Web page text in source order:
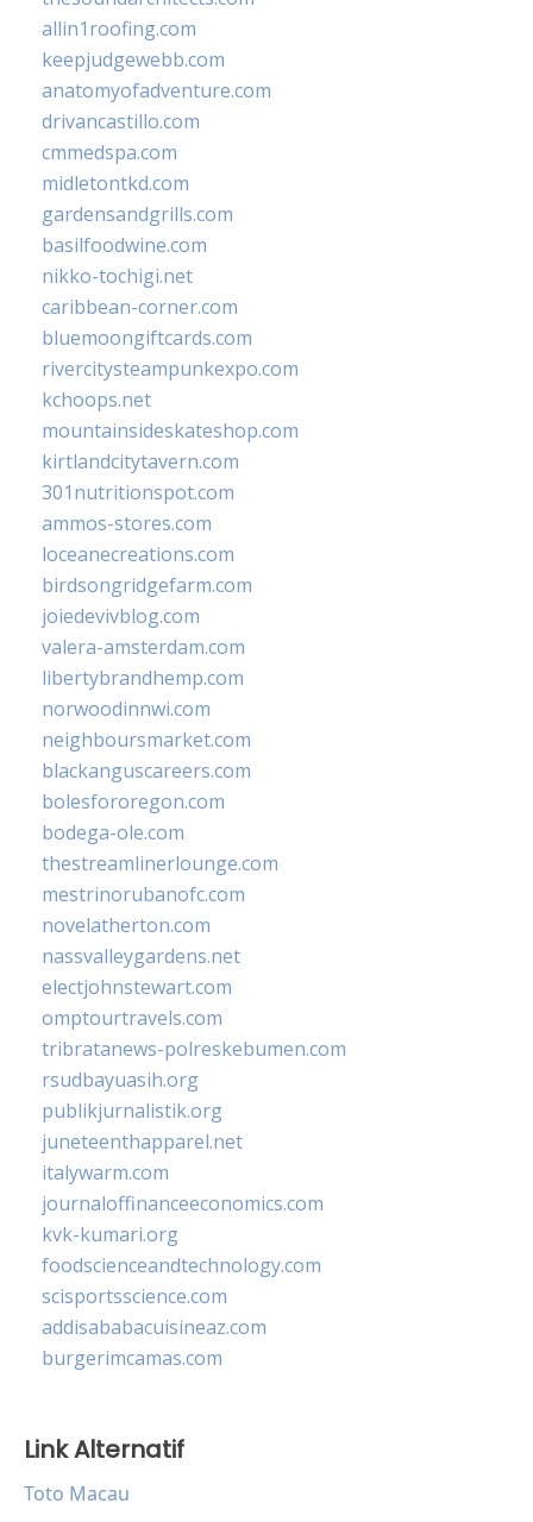
allin1roofing.com
keepjudgewebb.com
anatomyofadventure.com
drivancastillo.com
cmmedspa.com
midletontkd.com
gardensandgrills.com
basilfoodwine.com
nikko-tochigi.net
caribbean-corner.com
bluemoongiftcards.com
rivercitysteampunkexpo.com
kchoops.net
mountainsideskateshop.com
kirtlandcitytavern.com
301nutritionspot.com
ammos-stores.com
loceanecreations.com
birdsongridgefarm.com
joiedevivblog.com
valera-amsterdam.com
libertybrandhemp.com
norwoodinnwi.com
neighboursmarket.com
blackanguscareers.com
bolesfororegon.com
bodega-ole.com
thestreamlinerlounge.com
mestrinorubanofc.com
novelatherton.com
nassvalleygardens.net
electjohnstewart.com
omptourtravels.com
tribratanews-polreskebumen.com
rsudbayuasih.org
publikjurnalistik.org
juneteenthapparel.net
italywarm.com
journaloffinanceeconomics.com
kvk-kumari.org
foodscienceandtechnology.com
scisportsscience.com
addisababacuisineaz.com
burgerimcamas.com
Link Alternatif
Toto Macau